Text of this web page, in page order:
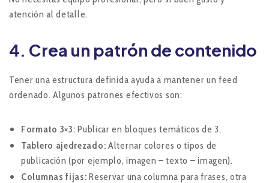
atención al detalle.
4. Crea un patrón de contenido
Tener una estructura definida ayuda a mantener un feed
ordenado. Algunos patrones efectivos son:
Formato 3×3: Publicar en bloques temáticos de 3.
Tablero ajedrezado: Alternar colores o tipos de
publicación (por ejemplo, imagen – texto – imagen).
Columnas fijas: Reservar una columna para frases, otra